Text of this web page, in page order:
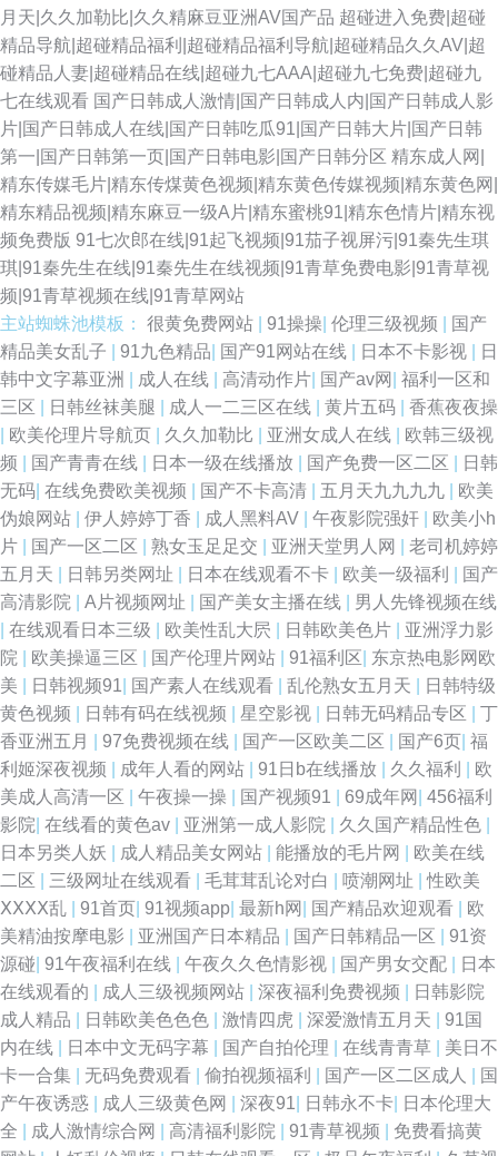
月天|久久加勒比|久久精麻豆亚洲AV国产品 超碰进入免费|超碰
精品导航|超碰精品福利|超碰精品福利导航|超碰精品久久AV|超
碰精品人妻|超碰精品在线|超碰九七AAA|超碰九七免费|超碰九
七在线观看 国产日韩成人激情|国产日韩成人内|国产日韩成人影
片|国产日韩成人在线|国产日韩吃瓜91|国产日韩大片|国产日韩
第一|国产日韩第一页|国产日韩电影|国产日韩分区 精东成人网|
精东传媒毛片|精东传煤黄色视频|精东黄色传媒视频|精东黄色网|
精东精品视频|精东麻豆一级A片|精东蜜桃91|精东色情片|精东视
频免费版 91七次郎在线|91起飞视频|91茄子视屏污|91秦先生琪
琪|91秦先生在线|91秦先生在线视频|91青草免费电影|91青草视
频|91青草视频在线|91青草网站
主站蜘蛛池模板： 很黄免费网站 91操操 伦理三级视频
国产
精品美女乱子
91九色精品 国产91网站在线 日本不卡影视
日
韩中文字幕亚洲
成人在线 高清动作片 国产av网
福利一区和
三区
日韩丝袜美腿 成人一二三区在线 黄片五码
香蕉夜夜操
欧美伦理片导航页 久久加勒比 亚洲女成人在线
欧韩三级视
频
国产青青在线 日本一级在线播放 国产免费一区二区
日韩
无码 在线免费欧美视频 国产不卡高清 五月天九九九九
欧美
伪娘网站
伊人婷婷丁香 成人黑料AV 午夜影院强奸
欧美小h
片
国产一区二区 熟女玉足足交 亚洲天堂男人网
老司机婷婷
五月天
日韩另类网址 日本在线观看不卡 欧美一级福利
国产
高清影院
A片视频网址 国产美女主播在线
男人先锋视频在线
在线观看日本三级 欧美性乱大屄 日韩欧美色片
亚洲浮力影
院
欧美操逼三区 国产伦理片网站 91福利区 东京热电影网欧
美
日韩视频91 国产素人在线观看 乱伦熟女五月天
日韩特级
黄色视频
日韩有码在线视频 星空影视 日韩无码精品专区
丁
香亚洲五月
97免费视频在线 国产一区欧美二区 国产6页 福
利姬深夜视频
成年人看的网站 91日b在线播放 久久福利
欧
美成人高清一区
午夜操一操 国产视频91 69成年网
456福利
影院 在线看的黄色av 亚洲第一成人影院 久久国产精品性色
日本另类人妖
成人精品美女网站 能播放的毛片网
欧美在线
二区
三级网址在线观看 毛茸茸乱论对白 喷潮网址 |性欧美
ⅩⅩⅩⅩ乱
91首页 91视频app 最新h网 国产精品欢迎观看
欧
美精油按摩电影
亚洲国产日本精品 国产日韩精品一区
91资
源碰 91午夜福利在线 午夜久久色情影视 国产男女交配
日本
在线观看的
成人三级视频网站 深夜福利免费视频
日韩影院
成人精品
日韩欧美色色色 激情四虎 深爱激情五月天
91国
内在线
日本中文无码字幕 国产自拍伦理 在线青青草
美日不
卡一合集
无码免费观看 偷拍视频福利 国产一区二区成人
国
产午夜诱惑
成人三级黄色网 深夜91 日韩永不卡
日本伦理大
全
成人激情综合网 高清福利影院 91青草视频
免费看搞黄